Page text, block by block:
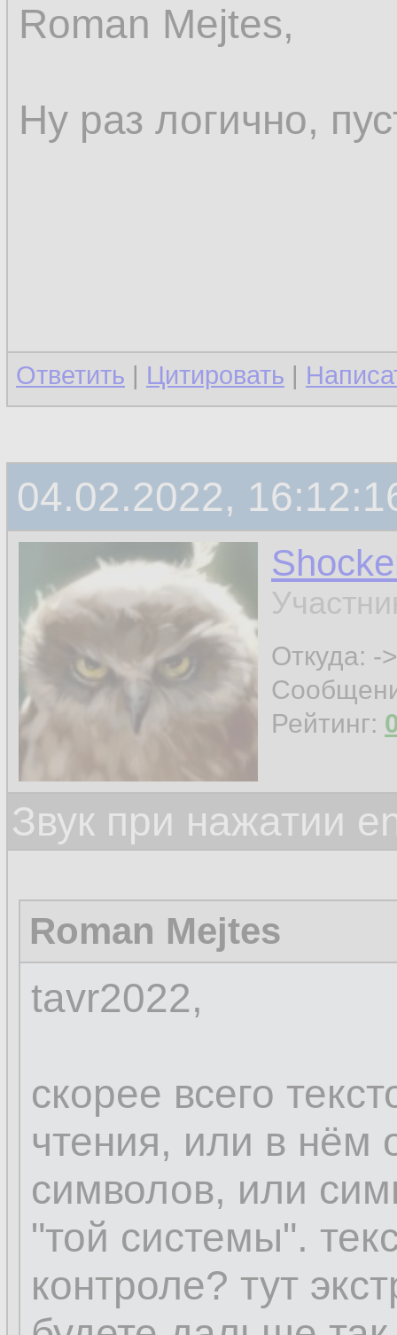
Roman Mejtes,
Ну раз логично,
Ответить | Цитировать |
04.02.2022,
Откуда: -
Рейтинг:
Звук при нажатии
Roman Mejtes
tavr2022,
скорее всего
чтения, или в нём
символов, или
"той системы".
контроле? тут